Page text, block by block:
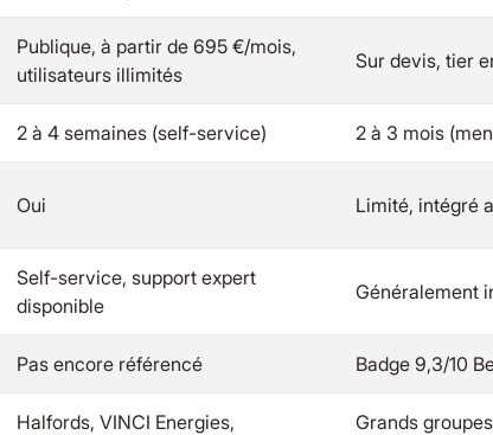
Publique, à partir de 695 €/mois,
utilisateurs illimités
Sur devis, tier
2 à 4 semaines (self-service) 2 à 3 mois
Oui Limité, intégré
Self-service, support expert
disponible
Généralement
Pas encore référencé Badge 9,3/10
Halfords, VINCI Energies,
Grands